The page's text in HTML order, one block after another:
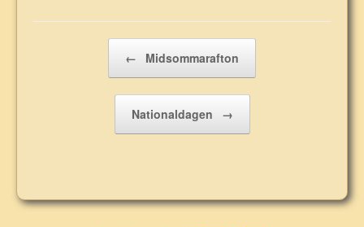
← Midsommarafton
Nationaldagen →